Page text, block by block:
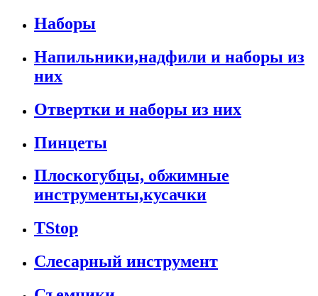
Наборы
Напильники,надфили и наборы из
них
Отвертки и наборы из них
Пинцеты
Плоскогубцы, обжимные
инструменты,кусачки
TStop
Слесарный инструмент